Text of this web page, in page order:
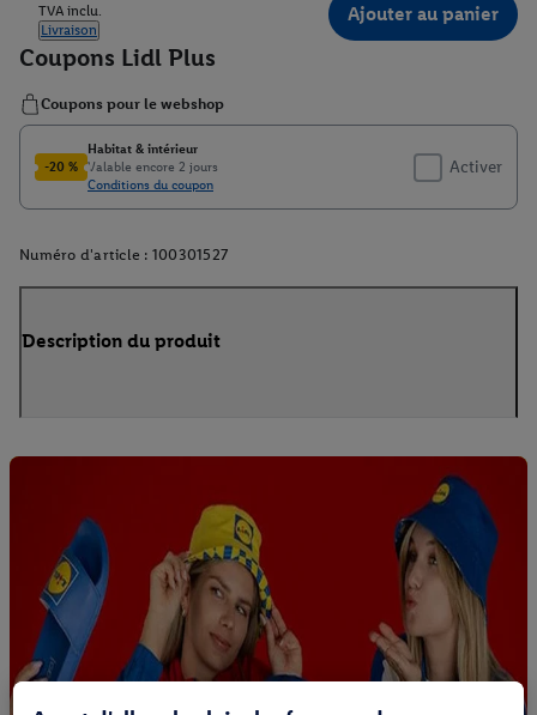
TVA inclu.
Livraison
Ajouter au panier
Numéro d'article : 100301527
Description du produit